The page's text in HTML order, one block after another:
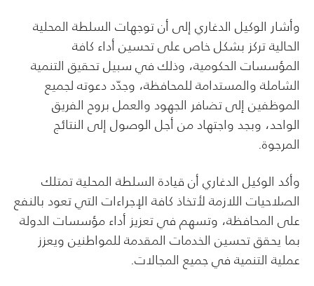
وأشار الوكيل الدغاري إلى أن توجهات السلطة المحلية
الحالية تركز بشكل خاص على تحسين أداء كافة
المؤسسات الحكومية، وذلك في سبيل تحقيق التنمية
الشاملة والمستدامة للمحافظة، وجدّد دعوته لجميع
الموظفين إلى تضافر الجهود والعمل بروح الفريق
الواحد، وبجد واجتهاد من أجل الوصول إلى النتائج
المرجوة.
وأكد الوكيل الدغاري أن قيادة السلطة المحلية تمتلك
الصلاحيات اللازمة لأتخاذ كافة الإجراءات التي تعود بالنفع
على المحافظة، وتسهم في تعزيز أداء مؤسسات الدولة
بما يحقق تحسين الخدمات المقدمة للمواطنين ويعزز
عملية التنمية في جميع المجالات.